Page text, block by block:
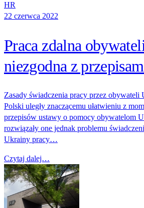
HR
22 czerwca 2022
Praca zdalna
niezgodna z
Zasady świadczenia pracy przez obywateli
Polski uległy znaczącemu ułatwieniu z
przepisów ustawy o pomocy obywatelom
rozwiązały one jednak problemu
Ukrainy pracy…
Czytaj dalej…